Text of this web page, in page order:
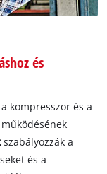
és
kompresszor és a
szabályozzák a
és a